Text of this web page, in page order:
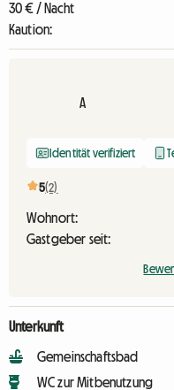
30 € / Nacht
Kaution:
A
Identität verifiziert
5(2)
Wohnort:
Gastgeber seit:
Unterkunft
Gemeinschaftsbad
WC zur Mitbenutzung